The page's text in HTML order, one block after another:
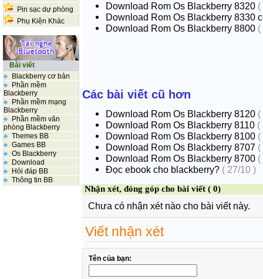
Download Rom Os Blackberry 8320 (
Download Rom Os Blackberry 8330
Download Rom Os Blackberry 8800 (
Các bài viết cũ hơn
Download Rom Os Blackberry 8120 (
Download Rom Os Blackberry 8110 (
Download Rom Os Blackberry 8100 (
Download Rom Os Blackberry 8707 (
Download Rom Os Blackberry 8700 (
Đọc ebook cho blackberry? ( 27/10 )
Nhận xét, đóng góp cho bài viết ( 0)
Chưa có nhận xét nào cho bài viết này.
Viết nhận xét
Tên của bạn:
Pin sạc dự phòng
Phụ Kiện Khác
Bài viết
Blackberry cơ bản
Phần mềm
Blackberry
Phần mềm mạng
Blackberry
Phần mềm văn
phòng Blackberry
Themes BB
Games BB
Os Blackberry
Download
Hỏi đáp BB
Thông tin BB